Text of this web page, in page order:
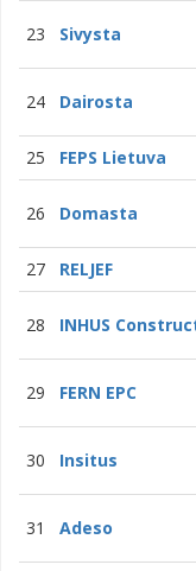
23 Sivysta
24 Dairosta
25
FEPS Lietuva
26 Domasta
27
RELJEF
28 INHUS
29 FERN EPC
30 Insitus
31 Adeso